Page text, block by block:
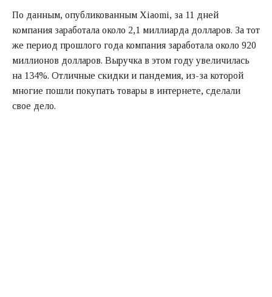
По данным, опубликованным Xiaomi, за 11 дней
компания заработала около 2,1 миллиарда долларов. За тот
же период прошлого года компания заработала около 920
миллионов долларов. Выручка в этом году увеличилась
на 134%. Отличные скидки и пандемия, из-за которой
многие пошли покупать товары в интернете, сделали
свое дело.